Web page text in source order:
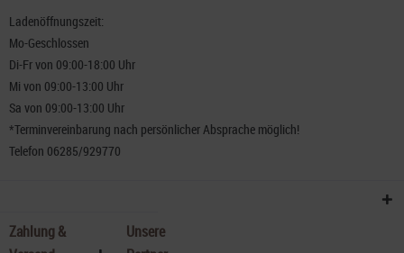
Ladenöffnungszeit:
Mo-Geschlossen
Di-Fr von 09:00-18:00 Uhr
Mi von 09:00-13:00 Uhr
Sa von 09:00-13:00 Uhr
*Terminvereinbarung nach persönlicher Absprache möglich!
Telefon 06285/929770
Zahlung &
Unsere